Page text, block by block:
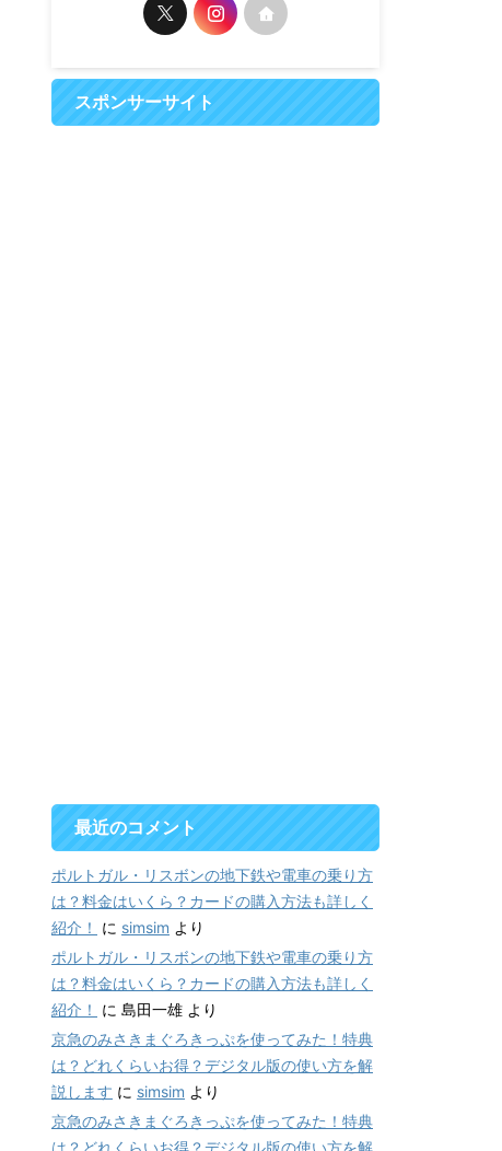
スポンサーサイト
最近のコメント
ポルトガル・リスボンの地下鉄や電車の乗り方
は？料金はいくら？カードの購入方法も詳しく
紹介！
に simsim より
ポルトガル・リスボンの地下鉄や電車の乗り方
は？料金はいくら？カードの購入方法も詳しく
紹介！
に 島田一雄 より
京急のみさきまぐろきっぷを使ってみた！特典
は？どれくらいお得？デジタル版の使い方を解
説します に simsim より
京急のみさきまぐろきっぷを使ってみた！特典
は？どれくらいお得？デジタル版の使い方を解